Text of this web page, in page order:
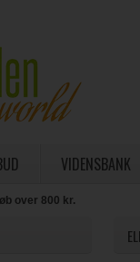
VIDENSBANK
over 800 kr.